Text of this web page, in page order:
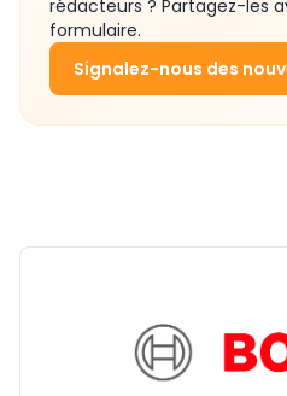
rédacteurs ? Partagez-les
formulaire.
Signalez-nous des